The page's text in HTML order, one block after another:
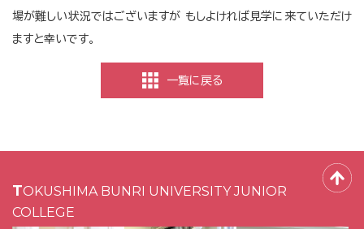
場が難しい状況ではございますが もしよければ見学に来ていただけ
ますと幸いです。
一覧に戻る
TOKUSHIMA BUNRI UNIVERSITY JUNIOR
COLLEGE